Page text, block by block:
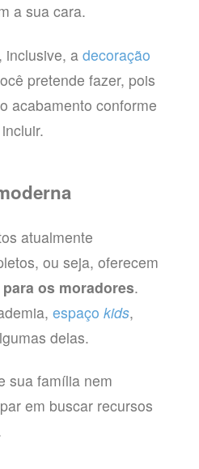
a sua cara.
inclusive, a decoração
pretende fazer, pois
acabamento conforme
atualmente
ou seja, oferecem
os moradores.
espaço kids,
delas.
sua família nem
em buscar recursos